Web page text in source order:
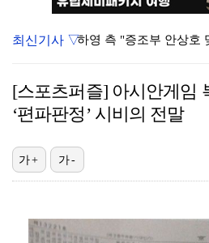
최신기사 ▽
[스포츠퍼즐] 아시안게임
‘편파판정’ 시비의 전말
가+ 가-